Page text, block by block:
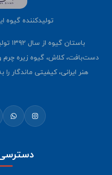
تولیدکننده گیوه
دست‌بافت، کلاش، گیوه زیره چرم
هنر ایرانی، کیفیتی ماندگار